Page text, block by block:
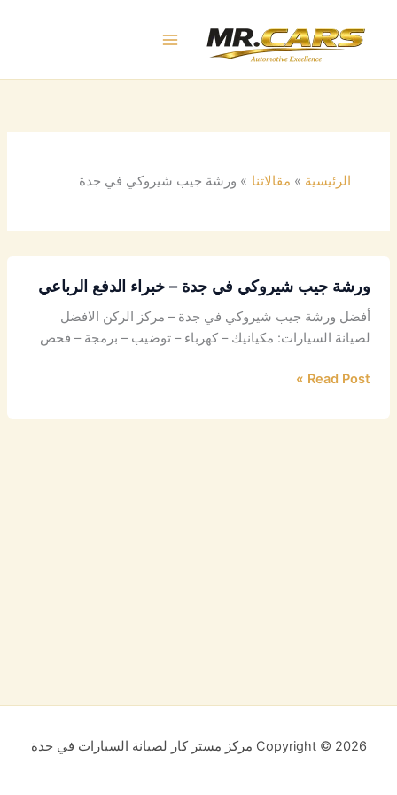
المحتوى
الرئيسية مقالاتنا ورشة جيب شيروكي في جدة
ورشة جيب شيروكي في جدة – خبراء الدفع الرباعي
أفضل ورشة جيب شيروكي في جدة – مركز الركن الافضل
لصيانة السيارات: مكيانيك – كهرباء – توضيب – برمجة – فحص
Read Post »
Copyright © 2026 مركز مستر كار لصيانة السيارات في جدة